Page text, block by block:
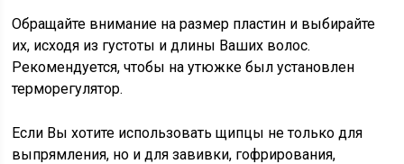
Обращайте внимание на размер пластин и выбирайте
их, исходя из густоты и длины Ваших волос.
Рекомендуется, чтобы на утюжке был установлен
терморегулятор.
Если Вы хотите использовать щипцы не только для
выпрямления, но и для завивки, гофрирования,